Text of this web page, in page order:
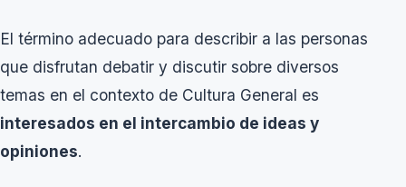
El término adecuado para describir a las personas
que disfrutan debatir y discutir sobre diversos
temas en el contexto de Cultura General es
interesados en el intercambio de ideas y
opiniones.